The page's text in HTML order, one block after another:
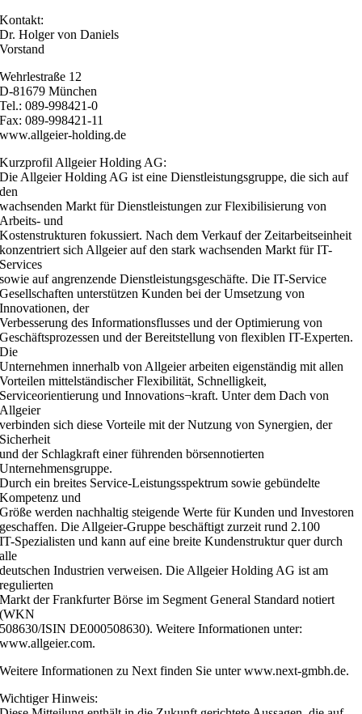
Kontakt:
Dr. Holger von Daniels
Vorstand
Wehrlestraße 12
D-81679 München
Tel.: 089-998421-0
Fax: 089-998421-11
www.allgeier-holding.de
Kurzprofil Allgeier Holding AG:
Die Allgeier Holding AG ist eine Dienstleistungsgruppe, die sich auf
den
wachsenden Markt für Dienstleistungen zur Flexibilisierung von
Arbeits- und
Kostenstrukturen fokussiert. Nach dem Verkauf der Zeitarbeitseinheit
konzentriert sich Allgeier auf den stark wachsenden Markt für IT-
Services
sowie auf angrenzende Dienstleistungsgeschäfte. Die IT-Service
Gesellschaften unterstützen Kunden bei der Umsetzung von
Innovationen, der
Verbesserung des Informationsflusses und der Optimierung von
Geschäftsprozessen und der Bereitstellung von flexiblen IT-Experten.
Die
Unternehmen innerhalb von Allgeier arbeiten eigenständig mit allen
Vorteilen mittelständischer Flexibilität, Schnelligkeit,
Serviceorientierung und Innovations¬kraft. Unter dem Dach von
Allgeier
verbinden sich diese Vorteile mit der Nutzung von Synergien, der
Sicherheit
und der Schlagkraft einer führenden börsennotierten
Unternehmensgruppe.
Durch ein breites Service-Leistungsspektrum sowie gebündelte
Kompetenz und
Größe werden nachhaltig steigende Werte für Kunden und Investoren
geschaffen. Die Allgeier-Gruppe beschäftigt zurzeit rund 2.100
IT-Spezialisten und kann auf eine breite Kundenstruktur quer durch
alle
deutschen Industrien verweisen. Die Allgeier Holding AG ist am
regulierten
Markt der Frankfurter Börse im Segment General Standard notiert
(WKN
508630/ISIN DE000508630). Weitere Informationen unter:
www.allgeier.com.
Weitere Informationen zu Next finden Sie unter www.next-gmbh.de.
Wichtiger Hinweis: